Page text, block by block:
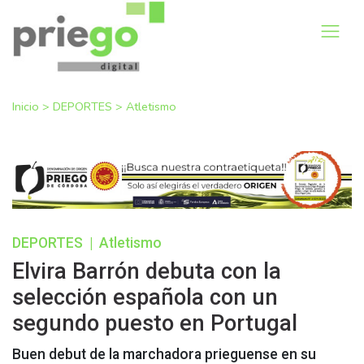
Inicio > DEPORTES > Atletismo
DEPORTES Atletismo
Elvira Barrón debuta con la
selección española con un
segundo puesto en Portugal
Buen debut de la marchadora prieguense en su